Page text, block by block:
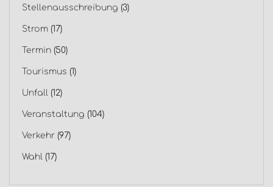
Stellenausschreibung (3)
Strom (17)
Termin (50)
Tourismus (1)
Unfall (12)
Veranstaltung (104)
Verkehr (97)
Wahl (17)